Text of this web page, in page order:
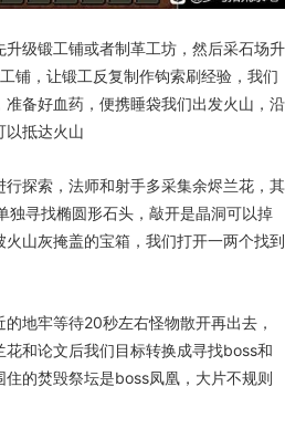
级锻工铺或者制革工坊，然后采石场升
铺，让锻工反复制作钩索刷经验，我们
备好血药，便携睡袋我们出发火山，沿
以抵达火山
探索，法师和射手多采集余烬兰花，其
独寻找椭圆形石头，敲开是晶洞可以掉
山灰掩盖的宝箱，我们打开一两个找到
地牢等待20秒左右怪物散开再出去，
和论文后我们目标转换成寻找boss和
的焚毁祭坛是boss凤凰，大片不规则